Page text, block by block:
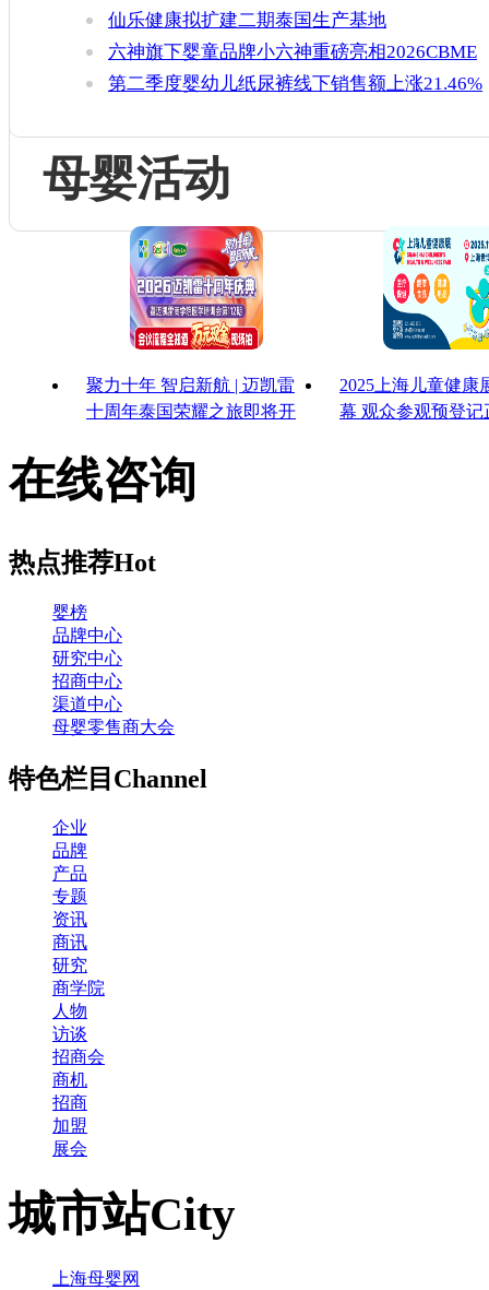
仙乐健康拟扩建二期泰国生产基地
六神旗下婴童品牌小六神重磅亮相2026CBME
第二季度婴幼儿纸尿裤线下销售额上涨21.46%
母婴活动
聚力十年 智启新航 | 迈凯雷
十周年泰国荣耀之旅即将开
2025上海儿童健康
幕 观众参观预登记
在线咨询
热点推荐Hot
婴榜
品牌中心
研究中心
招商中心
渠道中心
母婴零售商大会
特色栏目 Channel
企业
品牌
产品
专题
资讯
商讯
研究
商学院
人物
访谈
招商会
商机
招商
加盟
展会
城市站City
上海母婴网